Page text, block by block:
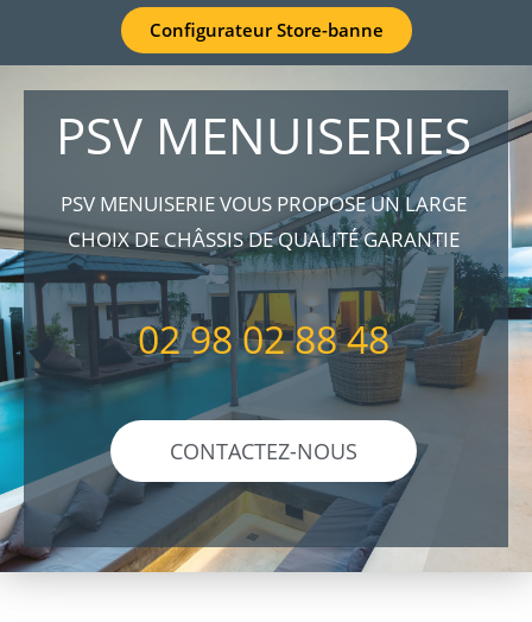
Configurateur Store-banne
PSV MENUISERIES
PSV MENUISERIE VOUS PROPOSE UN LARGE
CHOIX DE CHÂSSIS DE QUALITÉ GARANTIE
02 98 02 88 48
CONTACTEZ-NOUS